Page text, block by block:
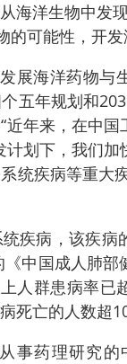
海洋生物中发
的可能性，开发
展海洋药物
五年规划和
近年来，在中
计划下，我们
统疾病等重大
疾病，该疾
中国成人肺
人群患病率已
死亡的人数超
事药理研究